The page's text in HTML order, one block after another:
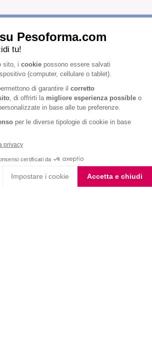
alla newsletter
, acconsento all'iscrizione alla newsletter
et Santé
& Sante' Italia Spa